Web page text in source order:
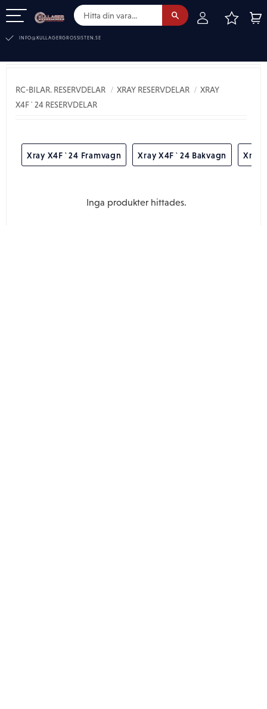
INFO@KULLAGERGROSSISTEN.SE
RC-BILAR. RESERVDELAR XRAY RESERVDELAR
XRAY
X4F`24 RESERVDELAR
Xray X4F`24 Framvagn Xray X4F`24 Bakvagn Xray
Inga produkter hittades.